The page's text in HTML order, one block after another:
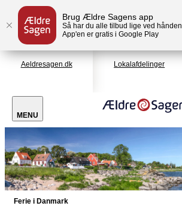
Brug Ældre Sagens app
Så har du alle tilbud lige ved hånden
App'en er gratis i Google Play
Aeldresagen.dk Lokalafdelinger
MENU
Ferie i Danmark